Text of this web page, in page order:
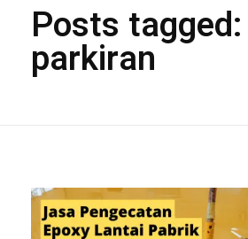
Posts
parkiran